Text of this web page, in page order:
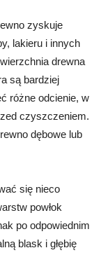
zyskuje
lakieru i innych
drewna
są bardziej
różne odcienie, w
czyszczeniem.
dębowe lub
się nieco
powłok
po odpowiednim
blask i głębię